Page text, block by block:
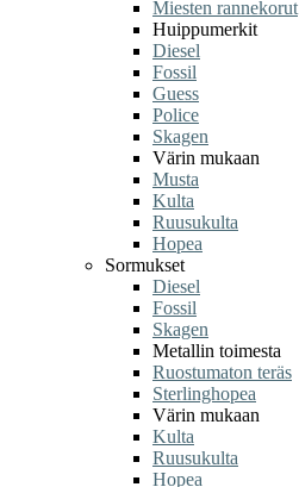
Miesten rannekorut
Huippumerkit
Diesel
Fossil
Guess
Police
Skagen
Värin mukaan
Musta
Kulta
Ruusukulta
Hopea
Sormukset
Diesel
Fossil
Skagen
Metallin toimesta
Ruostumaton teräs
Sterlinghopea
Värin mukaan
Kulta
Ruusukulta
Hopea